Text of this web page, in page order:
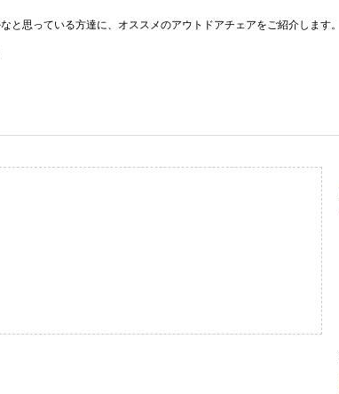
と思っている方達に、オススメのアウトドアチェアをご紹介します。